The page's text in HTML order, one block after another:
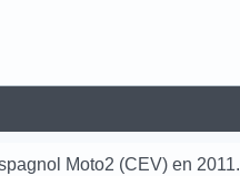
Moto2 (CEV) en 2011.